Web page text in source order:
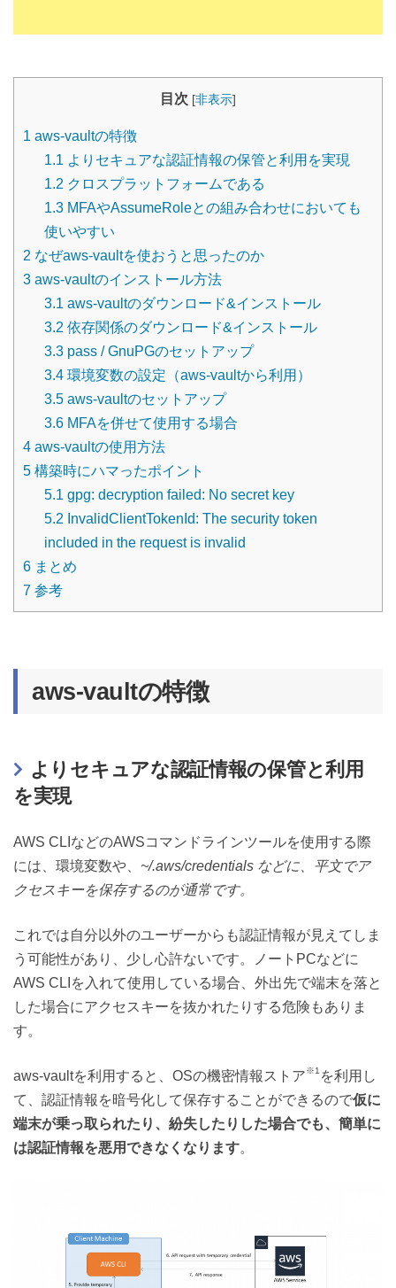
目次 [非表示]
1 aws-vaultの特徴
1.1 よりセキュアな認証情報の保管と利用を実現
1.2 クロスプラットフォームである
1.3 MFAやAssumeRoleとの組み合わせにおいても
使いやすい
2 なぜaws-vaultを使おうと思ったのか
3 aws-vaultのインストール方法
3.1 aws-vaultのダウンロード&インストール
3.2 依存関係のダウンロード&インストール
3.3 pass / GnuPGのセットアップ
3.4 環境変数の設定（aws-vaultから利用）
3.5 aws-vaultのセットアップ
3.6 MFAを併せて使用する場合
4 aws-vaultの使用方法
5 構築時にハマったポイント
5.1 gpg: decryption failed: No secret key
5.2 InvalidClientTokenId: The security token
included in the request is invalid
6 まとめ
7 参考
aws-vaultの特徴
よりセキュアな認証情報の保管と利用
を実現
AWS CLIなどのAWSコマンドラインツールを使用する際
には、環境変数や、 ~/.aws/credentials などに、平文でア
クセスキーを保存するのが通常です。
これでは自分以外のユーザーからも認証情報が見えてしま
う可能性があり、少し心許ないです。ノートPCなどに
AWS CLIを入れて使用している場合、外出先で端末を落と
した場合にアクセスキーを抜かれたりする危険もありま
す。
aws-vaultを利用すると、OSの機密情報ストア※1 を利用し
て、認証情報を暗号化して保存することができるので仮に
端末が乗っ取られたり、紛失したりした場合でも、簡単に
は認証情報を悪用できなくなります。